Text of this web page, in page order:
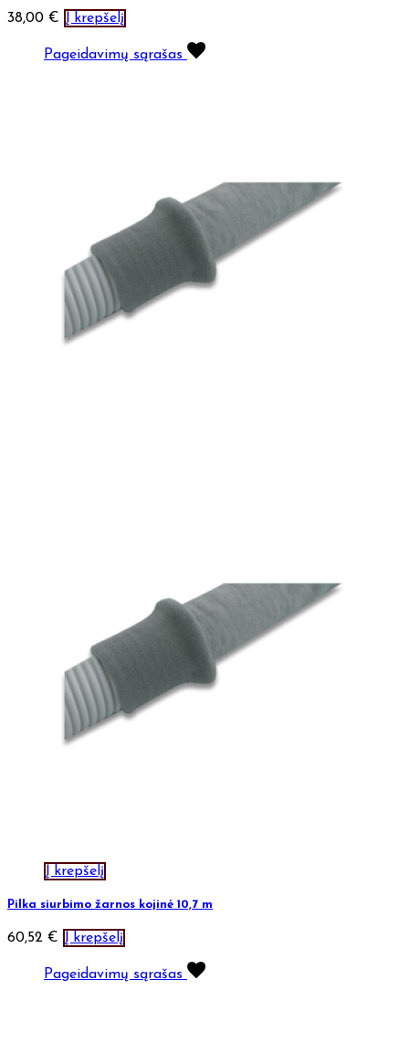
38,00 € Į krepšelį
Pageidavimų sąrašas
Į krepšelį
Pilka siurbimo žarnos kojinė 10,7 m
60,52 € Į krepšelį
Pageidavimų sąrašas